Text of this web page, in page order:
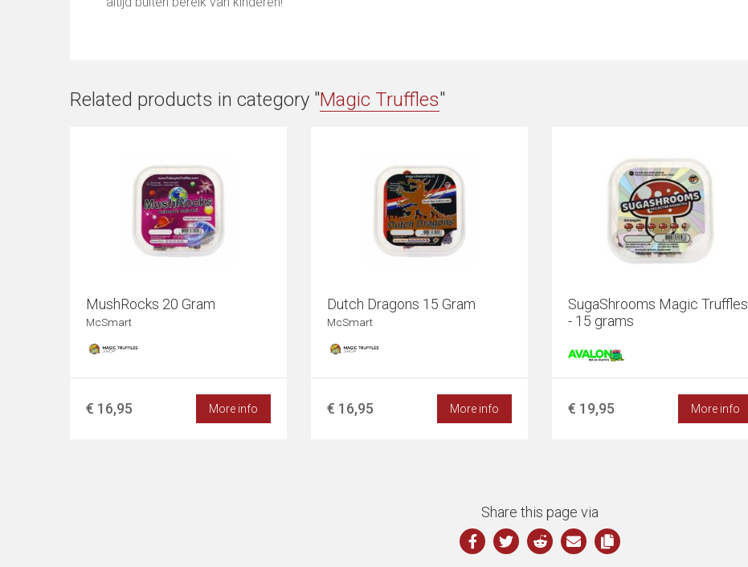
Related products in category "Magic Truffles"
MushRocks 20 Gram
McSmart
€ 16,95 More info
Dutch Dragons 15 Gram
McSmart
€ 16,95 More info
SugaShrooms Magic Truffles
- 15 grams
€ 19,95 More info
Share this page via